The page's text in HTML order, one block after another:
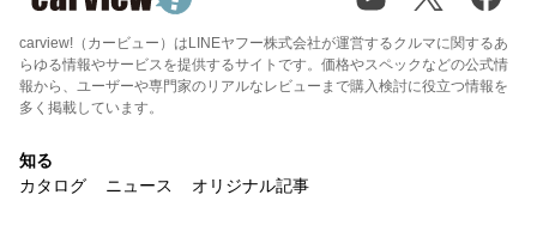
carview!（カービュー）はLINEヤフー株式会社が運営するクルマに関するあ
らゆる情報やサービスを提供するサイトです。価格やスペックなどの公式情
報から、ユーザーや専門家のリアルなレビューまで購入検討に役立つ情報を
多く掲載しています。
知る
カタログ
ニュース オリジナル記事